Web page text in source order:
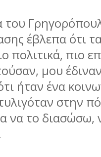
έβλεπα ότι
πολιτικά, πιο
μου
ήταν ένα
στην
να το διασώσω,